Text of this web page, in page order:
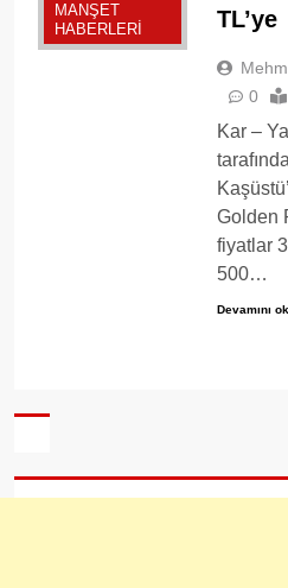
MANŞET
HABERLERI
TL’ye
0
Kar –
Golden
fiyatlar
500…
Devamını